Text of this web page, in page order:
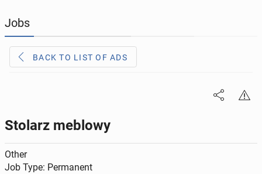
BUSINESS
PERSONALS 117online ads
Jobs
BACK TO LIST OF ADS
Stolarz meblowy
Other
Job Type: Permanent